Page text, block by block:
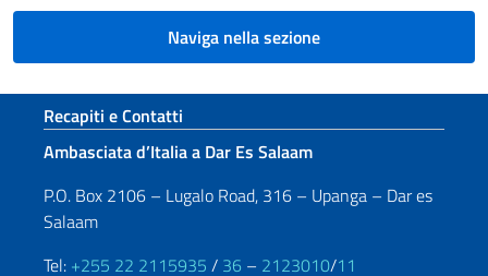
Naviga nella sezione
Sezione footer
Recapiti e Contatti
Ambasciata d’Italia a Dar Es Salaam
P.O. Box 2106 – Lugalo Road, 316 – Upanga – Dar es
Salaam
Tel: +255 22 2115935 / 36 – 2123010/11